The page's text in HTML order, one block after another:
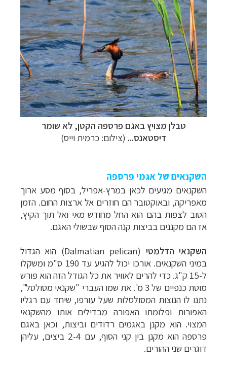
טבלן מצויץ באגם פרספה הקטן, לא שומר
דיסטאנס... (צילום: כרמית וייס)
השקנאים של אגמי פרספה
השקנאים מגיעים לכאן במרץ-אפריל, בסוף מסע ארוך
מאפריקה, ובאוקטובר הם חוזרים אל ארצות החום. הזמן
הטוב לצפות בהם הוא החל מחודש מאי ואל תוך הקיץ,
אז הם מקננים בביצות קנה הסוף שבשולי האגם.
השקנאי הדלמטי (
Dalmatian pelican) הוא הגדול
במיני השקנאים. אורכו יכול להגיע עד 190 ס"מ ומשקלו
ל-15 ק"ג. כדי להרים לאוויר את כל הגודל הזה הוא פורש
מוטת כנפיים של 3 מ'. את שמו העברי "שקנאי מסולסל",
נתנו לו הנוצות המסולסלות שעל עורפו, שיחד עם רגליו
האפורות ופלומתו האפורה מבדילים אותו מהשקנאי
המצוי. הוא מקנן באגמים רדודים וביצות, וכאן באגם
פרספה הוא מקנן בין קני הסוף, עם 2-4 ביצים, עליהן
דוגרים שני ההורים.